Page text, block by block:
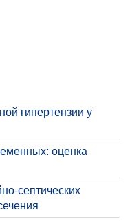
гипертензии у
оценка
септических